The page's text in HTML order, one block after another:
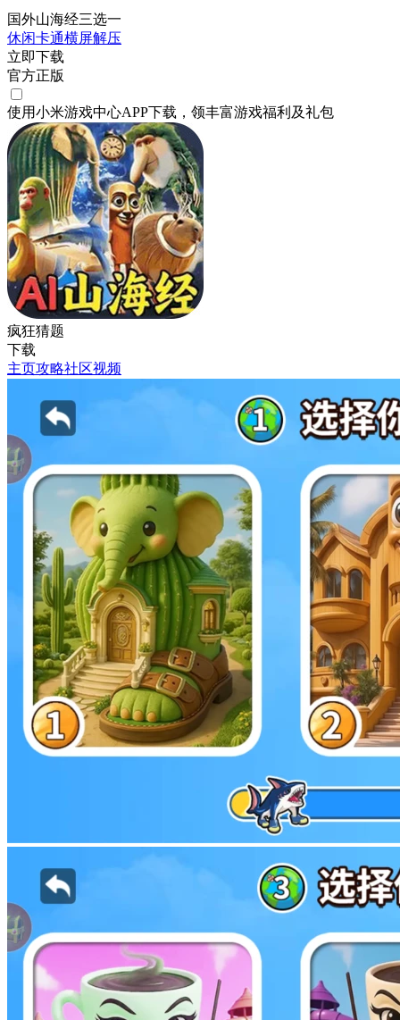
国外山海经三选一
休闲卡通横屏解压
立即下载
官方正版
使用小米游戏中心APP下载 ，领丰富游戏福利 及礼包
疯狂猜题
下载
主页攻略社区视频